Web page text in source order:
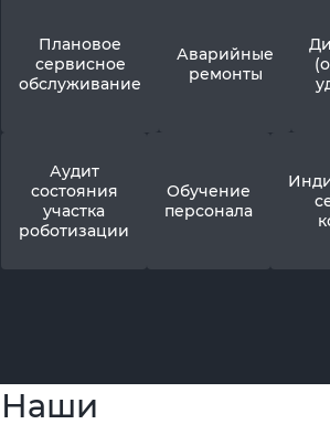
Плановое
сервисное
обслуживание
Аварийные
ремонты
Аудит
состояния
участка
роботизации
Обучение
персонала
Наши